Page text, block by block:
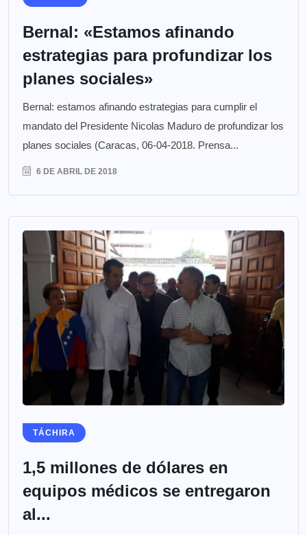
Bernal: «Estamos afinando
estrategias para profundizar los
planes sociales»
Bernal: estamos afinando estrategias para cumplir el
mandato del Presidente Nicolas Maduro de profundizar los
planes sociales (Caracas, 06-04-2018. Prensa...
6 DE ABRIL DE 2018
TÁCHIRA
1,5 millones de dólares en
equipos médicos se entregaron
al...